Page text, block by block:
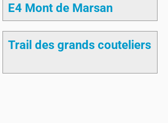
E4 Mont de Marsan
Trail des grands couteliers